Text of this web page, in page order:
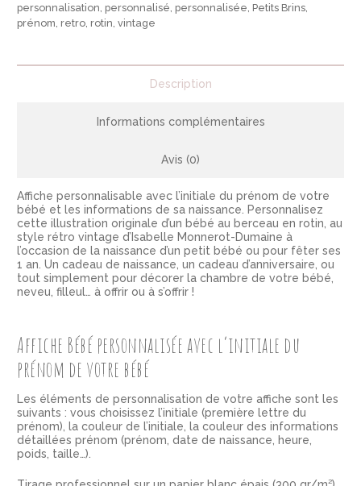
personnalisation personnalisé personnalisée Petits Brins
prénom retro rotin vintage
Description
Informations complémentaires
Avis (0)
Affiche personnalisable avec l’initiale du prénom de votre
bébé et les informations de sa naissance. Personnalisez
cette illustration originale d’un bébé au berceau en rotin, au
style rétro vintage d’Isabelle Monnerot-Dumaine à
l’occasion de la naissance d’un petit bébé ou pour fêter ses
1 an. Un cadeau de naissance, un cadeau d’anniversaire, ou
tout simplement pour décorer la chambre de votre bébé,
neveu, filleul… à offrir ou à s’offrir !
Affiche Bébé personnalisée avec l’initiale du
prénom de votre bébé
Les éléments de personnalisation de votre affiche sont les
suivants : vous choisissez l’initiale (première lettre du
prénom), la couleur de l’initiale, la couleur des informations
détaillées prénom (prénom, date de naissance, heure,
poids, taille…).